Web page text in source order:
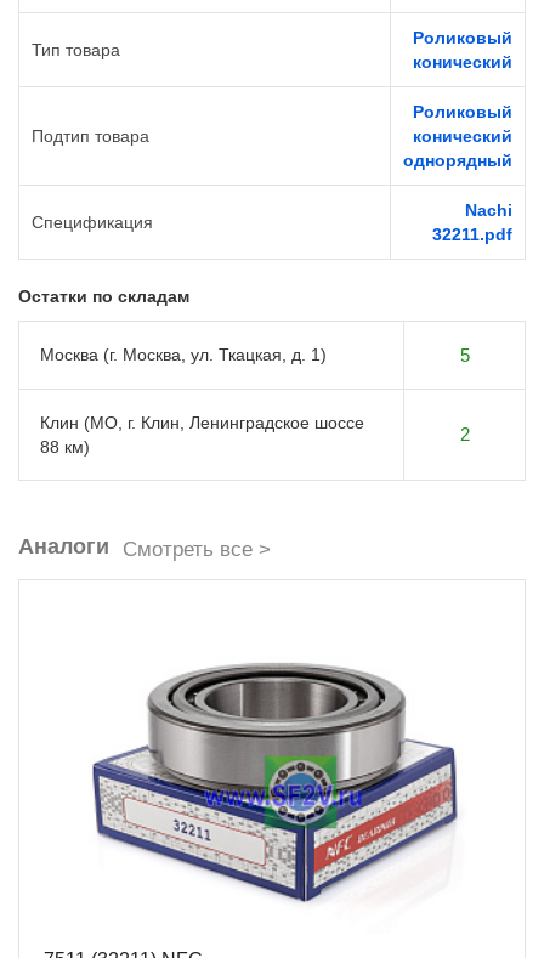
Тип товара
Роликовый
конический
Подтип товара
Роликовый
конический
однорядный
Спецификация
Nachi
32211.pdf
Остатки по складам
Москва (г. Москва, ул. Ткацкая, д. 1) 5
Клин (МО, г. Клин, Ленинградское шоссе
88 км)
2
Аналоги Смотреть все >